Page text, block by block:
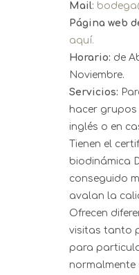
Mail:
Página web
aquí.
Horario: de
Noviembre.
Servicios:
hacer grupos
inglés o en
Tienen el
biodinámica
conseguido
avalan la
Ofrecen
visitas tanto
para
normalmente